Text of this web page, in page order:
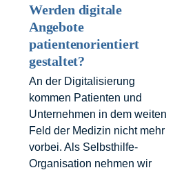
Werden digitale
Angebote
patientenorientiert
gestaltet?
An der Digitalisierung
kommen Patienten und
Unternehmen in dem weiten
Feld der Medizin nicht mehr
vorbei. Als Selbsthilfe-
Organisation nehmen wir